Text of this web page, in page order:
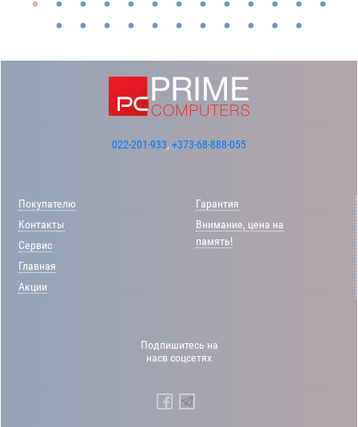
022-201-933, +373-68-888-055
Покупателю
Контакты
Сервис
Главная
Акции
Гарантия
Внимание, цена на
память!
Подпишитесь на
насв соцсетях